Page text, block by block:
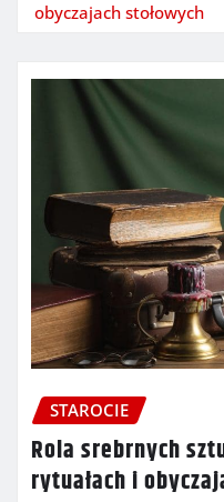
obyczajach stołowych
STAROCIE
Rola srebrnych
rytuałach i